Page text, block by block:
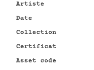
Artiste
Date
Collection
Certificat
Asset code